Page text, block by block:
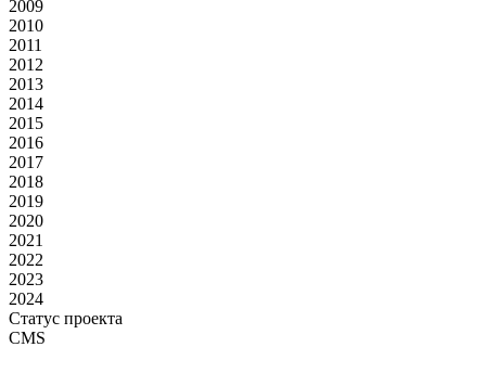
2009
2010
2011
2012
2013
2014
2015
2016
2017
2018
2019
2020
2021
2022
2023
2024
Статус проекта
CMS